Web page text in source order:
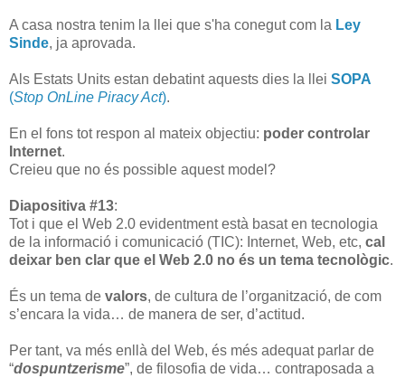
A casa nostra tenim la llei que s'ha conegut com la Ley
Sinde, ja aprovada.
Als Estats Units estan debatint aquests dies la llei SOPA
(Stop OnLine Piracy Act).
En el fons tot respon al mateix objectiu: poder controlar
Internet.
Creieu que no és possible aquest model?
Diapositiva #13:
Tot i que el Web 2.0 evidentment està basat en tecnologia
de la informació i comunicació (TIC): Internet, Web, etc, cal
deixar ben clar que el Web 2.0 no és un tema tecnològic.
És un tema de valors, de cultura de l’organització, de com
s’encara la vida… de manera de ser, d’actitud.
Per tant, va més enllà del Web, és més adequat parlar de
“dospuntzerisme”, de filosofia de vida… contraposada a